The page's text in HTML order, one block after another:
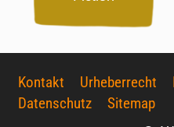
Kontakt Urheberrecht
Datenschutz
Sitemap